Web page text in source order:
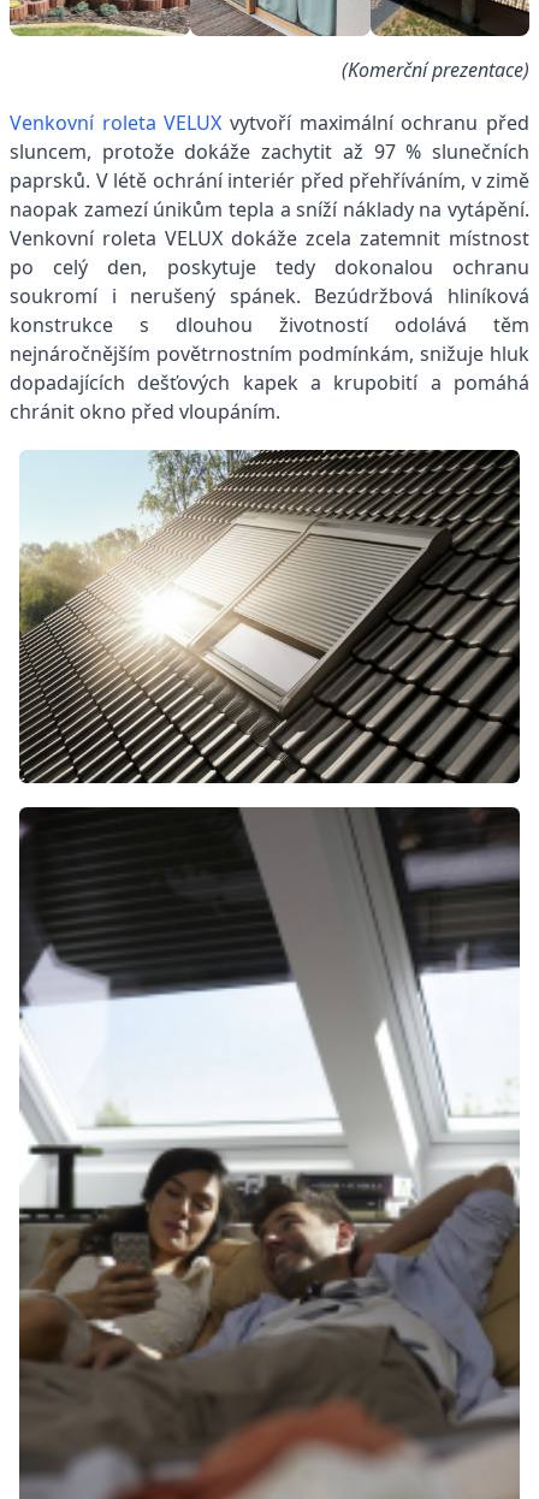
(Komerční prezentace)
Venkovní roleta VELUX vytvoří maximální ochranu před
sluncem, protože dokáže zachytit až 97 % slunečních
paprsků. V létě ochrání interiér před přehříváním, v zimě
naopak zamezí únikům tepla a sníží náklady na vytápění.
Venkovní roleta VELUX dokáže zcela zatemnit místnost
po celý den, poskytuje tedy dokonalou ochranu
soukromí i nerušený spánek. Bezúdržbová hliníková
konstrukce s dlouhou životností odolává těm
nejnáročnějším povětrnostním podmínkám, snižuje hluk
dopadajících dešťových kapek a krupobití a pomáhá
chránit okno před vloupáním.